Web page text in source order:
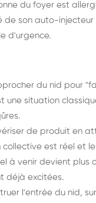
du foyer est
de son auto-injecteur
d'urgence.
du nid pour
une situation
de produit en
collective est réel et
à venir devient plus
déjà excitées.
l'entrée du nid,